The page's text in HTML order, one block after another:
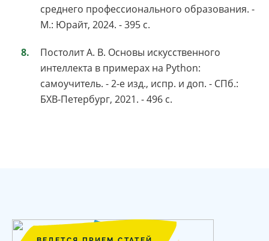
среднего профессионального образования. -
М.: Юрайт, 2024. - 395 с.
Постолит А. В. Основы искусственного
интеллекта в примерах на Python:
самоучитель. - 2-е изд., испр. и доп. - СПб.:
БХВ-Петербург, 2021. - 496 с.